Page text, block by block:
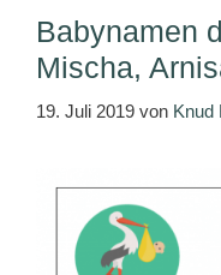
Babynamen
Mischa,
19. Juli 2019 von Knud